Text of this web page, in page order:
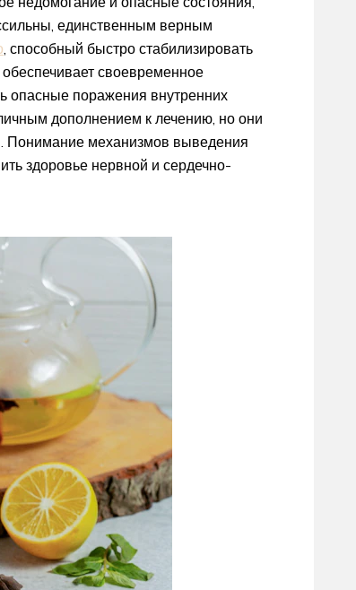
единственным верным
, способный быстро стабилизировать
своевременное
опасные поражения внутренних
дополнением к лечению, но они
Понимание механизмов выведения
здоровье нервной и сердечно-